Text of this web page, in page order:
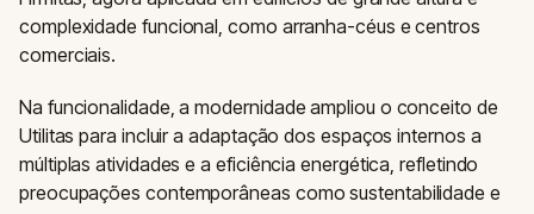
complexidade funcional, como arranha-céus e centros
comerciais.
Na funcionalidade, a modernidade ampliou o conceito de
Utilitas para incluir a adaptação dos espaços internos a
múltiplas atividades e a eficiência energética, refletindo
preocupações contemporâneas como sustentabilidade e